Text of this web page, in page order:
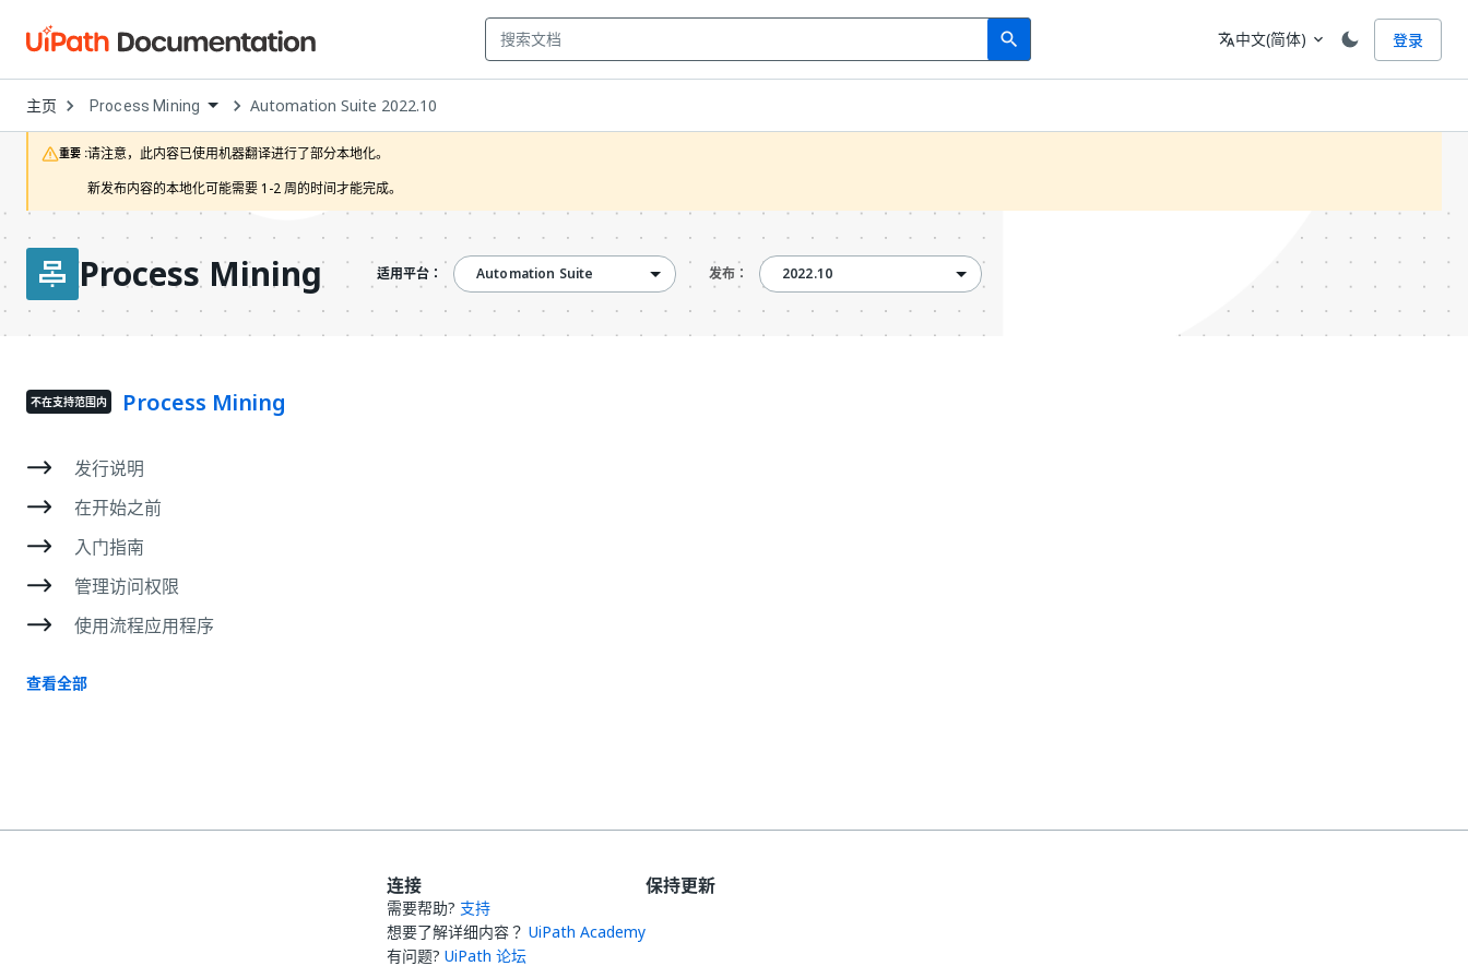
search
Search 语言
translate中文(简体) expand_more 登录
主页 Open
Dropdown
to
choose
product
Process Mining Automation Suite 2022.10
重要 :请注意，此内容已使用机器翻译进行了部分本地化。
新发布内容的本地化可能需要 1-2 周的时间才能完成。
Process Mining 适用平台： Automation Suite 发布： 2022.102022.10
不在支持范围内 Process Mining
发行说明
在开始之前
入门指南
管理访问权限
使用流程应用程序
查看全部
连接
需要帮助? 支持
想要了解详细内容？ UiPath Academy
有问题? UiPath 论坛
保持更新